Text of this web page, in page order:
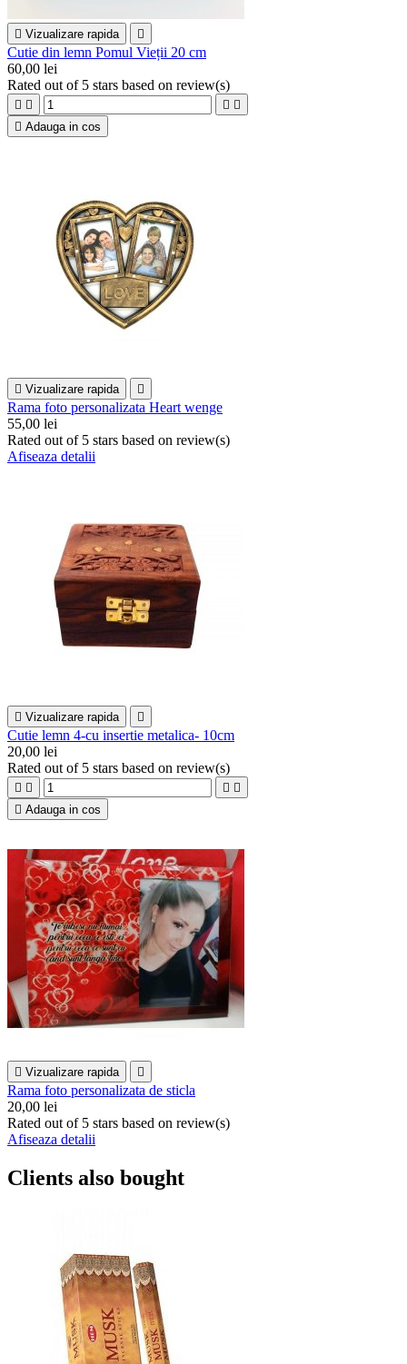
 Vizualizare rapida 
Cutie din lemn Pomul Vieții 20 cm
60,00 lei
Rated out of 5 stars based on review(s)
   
 Adauga in cos
 Vizualizare rapida 
Rama foto personalizata Heart wenge
55,00 lei
Rated out of 5 stars based on review(s)
Afiseaza detalii
 Vizualizare rapida 
Cutie lemn 4-cu insertie metalica- 10cm
20,00 lei
Rated out of 5 stars based on review(s)
   
 Adauga in cos
 Vizualizare rapida 
Rama foto personalizata de sticla
20,00 lei
Rated out of 5 stars based on review(s)
Afiseaza detalii
Clients also bought